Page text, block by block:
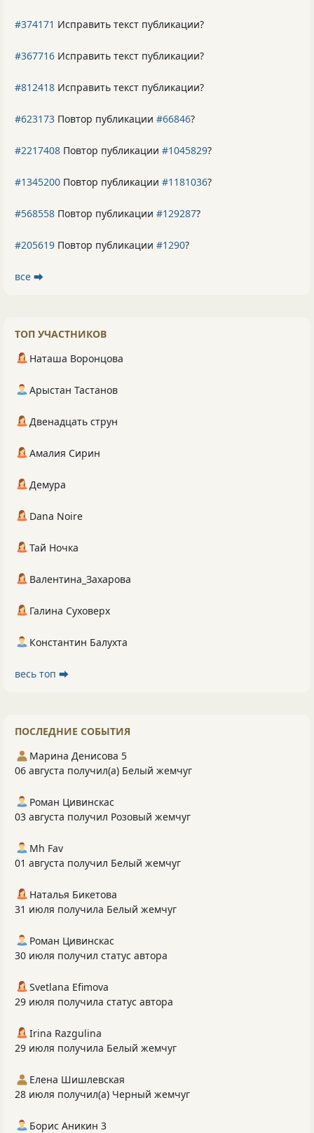
#374171 Исправить текст публикации?
#367716 Исправить текст публикации?
#812418 Исправить текст публикации?
#623173 Повтор публикации #66846?
#2217408 Повтор публикации #1045829?
#1345200 Повтор публикации #1181036?
#568558 Повтор публикации #129287?
#205619 Повтор публикации #1290?
все ⮕
ТОП УЧАСТНИКОВ
Наташа Воронцова
Арыстан Тастанов
Двенадцать струн
Амалия Сирин
Демура
Dana Noire
Тай Ночка
Валентина_Захарова
Галина Суховерх
Константин Балухта
весь топ ⮕
ПОСЛЕДНИЕ СОБЫТИЯ
Марина Денисова 5
06 августа получил(а) Белый жемчуг
Роман Цивинскас
03 августа получил Розовый жемчуг
Mh Fav
01 августа получил Белый жемчуг
Наталья Бикетова
31 июля получила Белый жемчуг
Роман Цивинскас
30 июля получил статус автора
Svetlana Efimova
29 июля получила статус автора
Irina Razgulina
29 июля получила Белый жемчуг
Елена Шишлевская
28 июля получил(а) Черный жемчуг
Борис Аникин 3